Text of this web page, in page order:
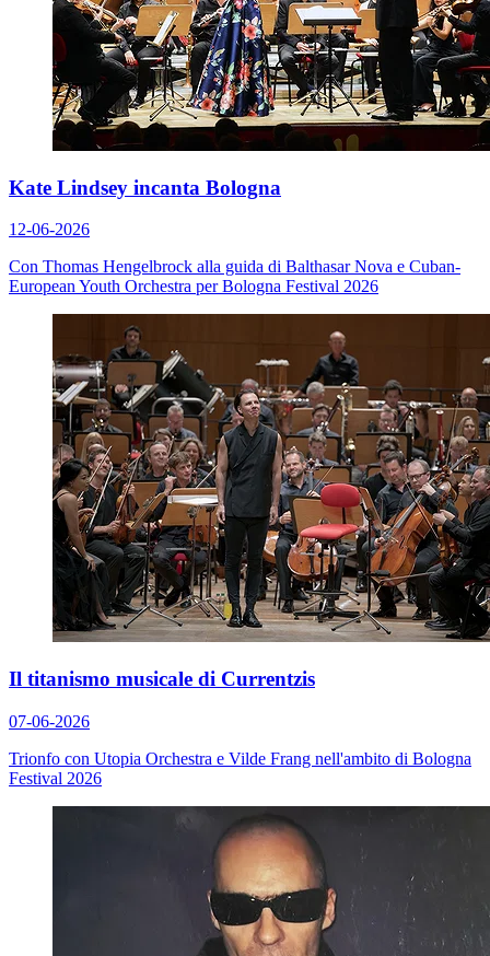
Kate Lindsey incanta Bologna
12-06-2026
Con Thomas Hengelbrock alla guida di Balthasar Nova e Cuban-
European Youth Orchestra per Bologna Festival 2026
Il titanismo musicale di Currentzis
07-06-2026
Trionfo con Utopia Orchestra e Vilde Frang nell'ambito di Bologna
Festival 2026